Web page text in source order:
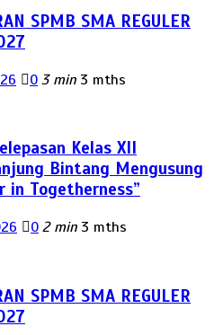
SPMB SMA REGULER
0 3 min 3 mths
Kelas XII
Bintang Mengusung
in Togetherness”
0 2 min 3 mths
SPMB SMA REGULER